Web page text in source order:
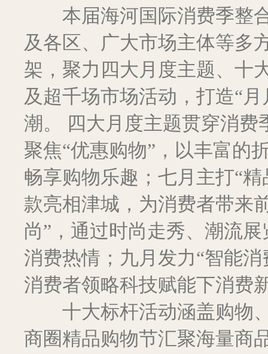
本届海河国际消费季整合
及各区、广大市场主体等多
架，聚力四大月度主题、十
及超千场市场活动，打造“
潮。 四大月度主题贯穿消
聚焦“优惠购物”，以丰富的
畅享购物乐趣；七月主打“
款亮相津城，为消费者带来
尚”，通过时尚走秀、潮流
消费热情；九月发力“智能
消费者领略科技赋能下消费
十大标杆活动涵盖购物、
商圈精品购物节汇聚海量商